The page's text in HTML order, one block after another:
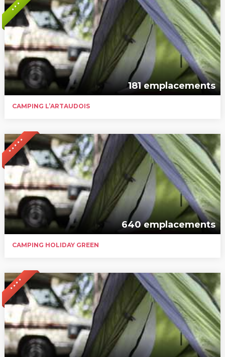
* * *
181 emplacements
CAMPING L’ARTAUDOIS
* * * * *
640 emplacements
CAMPING HOLIDAY GREEN
* * * *